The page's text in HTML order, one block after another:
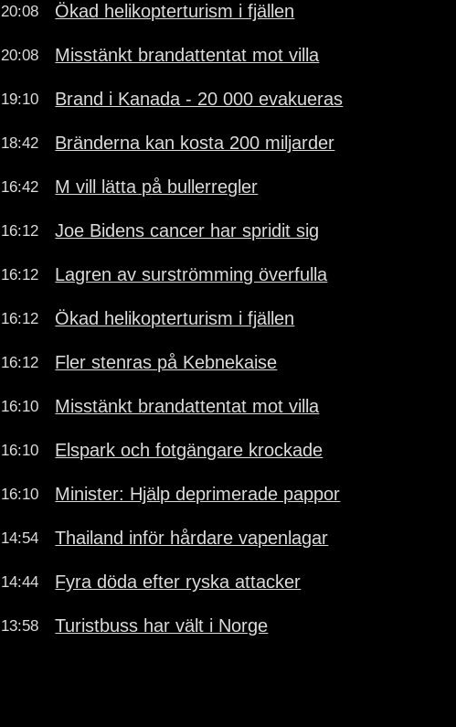
20:08 Ökad helikopterturism i fjällen
20:08 Misstänkt brandattentat mot villa
19:10 Brand i Kanada - 20 000 evakueras
18:42 Bränderna kan kosta 200 miljarder
16:42 M vill lätta på bullerregler
16:12 Joe Bidens cancer har spridit sig
16:12 Lagren av surströmming överfulla
16:12 Ökad helikopterturism i fjällen
16:12 Fler stenras på Kebnekaise
16:10 Misstänkt brandattentat mot villa
16:10 Elspark och fotgängare krockade
16:10 Minister: Hjälp deprimerade pappor
14:54 Thailand inför hårdare vapenlagar
14:44 Fyra döda efter ryska attacker
13:58 Turistbuss har vält i Norge